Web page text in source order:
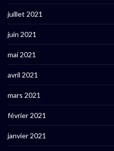
juillet 2021
juin 2021
mai 2021
avril 2021
mars 2021
février 2021
janvier 2021